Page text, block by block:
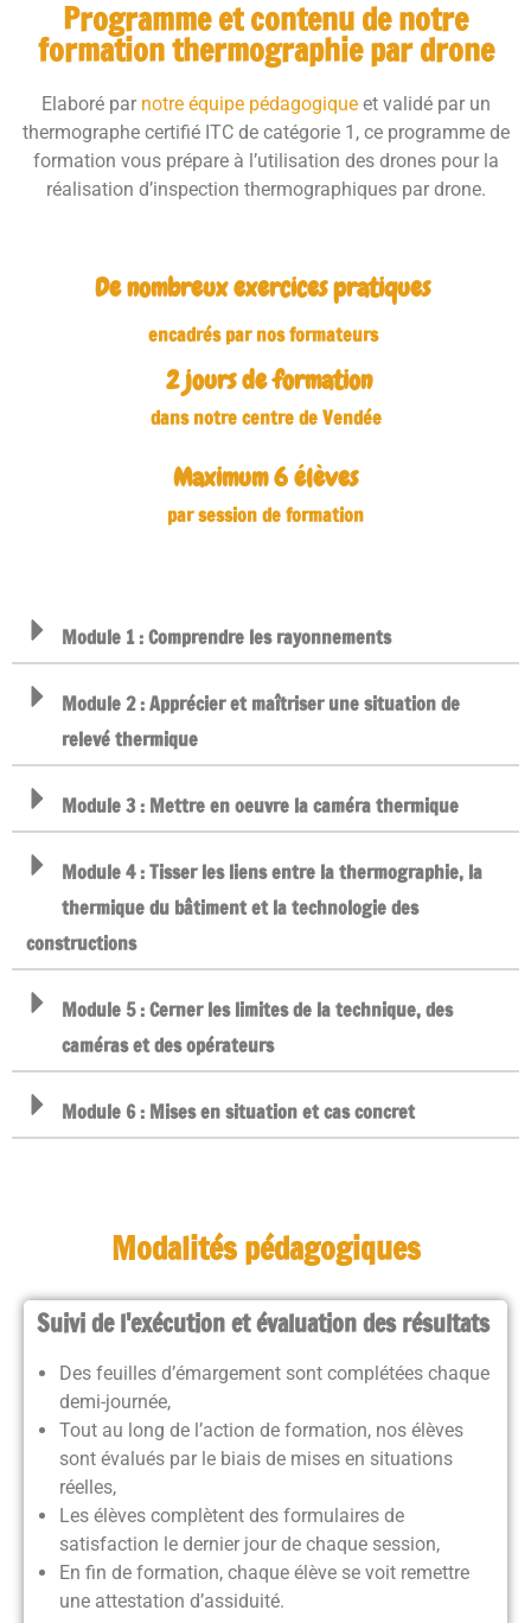
Programme et contenu de notre
formation thermographie par drone
Elaboré par notre équipe pédagogiqueet validé par un
thermographe certifié ITC de catégorie 1, ce programme de
formation vous prépare à l’utilisation des drones pour la
réalisation d’inspection thermographiques par drone.
De nombreux exercices pratiques
encadrés par nos formateurs
dans notre centre de Vendée
2 jours de formation
par session de formation
Maximum 6 élèves
Module 1 : Comprendre les rayonnements
Module 2 : Apprécier et maîtriser une situation de
relevé thermique
Module 3 : Mettre en oeuvre la caméra thermique
Module 4 : Tisser les liens entre la thermographie, la
thermique du bâtiment et la technologie des
constructions
Module 5 : Cerner les limites de la technique, des
caméras et des opérateurs
Module 6 : Mises en situation et cas concret
Modalités pédagogiques
Suivi de l'exécution et évaluation des résultats
Des feuilles d’émargement sont complétées chaque
demi-journée,
Tout au long de l’action de formation, nos élèves
sont évalués par le biais de mises en situations
réelles,
Les élèves complètent des formulaires de
satisfaction le dernier jour de chaque session,
En fin de formation, chaque élève se voit remettre
une attestation d’assiduité.